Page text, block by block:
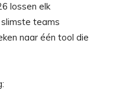
lossen elk
teams
naar één tool die